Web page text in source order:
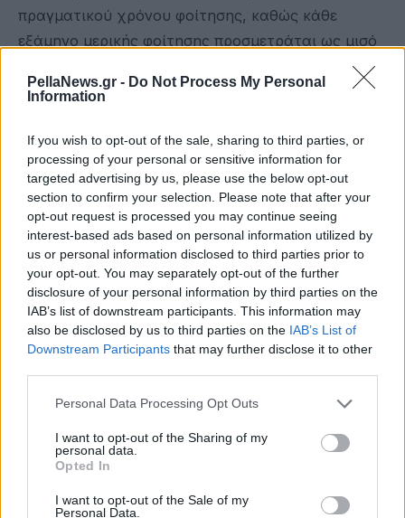
PellaNews.gr - Do Not Process My Personal
Information
If you wish to opt-out of the sale, sharing to third parties, or
processing of your personal or sensitive information for
targeted advertising by us, please use the below opt-out
section to confirm your selection. Please note that after your
opt-out request is processed you may continue seeing
interest-based ads based on personal information utilized by
us or personal information disclosed to third parties prior to
your opt-out. You may separately opt-out of the further
disclosure of your personal information by third parties on the
IAB’s list of downstream participants. This information may
also be disclosed by us to third parties on the IAB’s List of
Downstream Participants that may further disclose it to other
Personal Data Processing Opt Outs
I want to opt-out of the Sharing of my
personal data.
Opted In
I want to opt-out of the Sale of my
Personal Data.
πραγματικού χρόνου φοίτησης, καθώς κάθε
εξάμηνο μερικής φοίτησης προσμετράται ως μισό
Επιπλέον, δινόταν η δυνατότητα στους φοιτητές
ανώτατο όριο φοίτησης, να διακόψουν τις
σπουδές τους, από ένα εξάμηνο έως το πολύ για 2
χρόνια.
Αξίζει να σημειωθεί, ότι τα όσα αφορούν τη μερική
φοίτηση και τη διακοπή φοίτησης ισχύουν και με
τη νέα ρύθμιση, του νέου νόμου.
Ωστόσο, η πρώτη προσπάθεια διαγραφής
«αιωνίων» φοιτητών έγινε ήδη από το 2007 (ν.
Στο άρθρο 14 του νόμου περιγραφόταν ότι «η
ανώτατη διάρκεια φοίτησης στις προπτυχιακές
σπουδές δεν μπορεί να υπερβαίνει τον ελάχιστο
του πτυχίου, σύμφωνα με το ενδεικτικό